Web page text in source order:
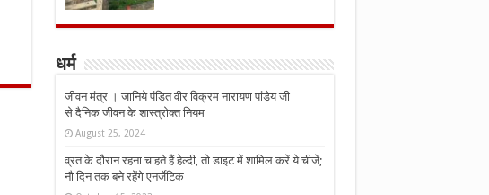
धर्म
जीवन मंत्र । जानिये पंडित वीर विक्रम नारायण पांडेय जी
से दैनिक जीवन के शास्त्रोक्त नियम
August 25, 2024
व्रत के दौरान रहना चाहते हैं हेल्दी, तो डाइट में शामिल करें ये चीजें;
नौ दिन तक बने रहेंगे एनर्जेटिक